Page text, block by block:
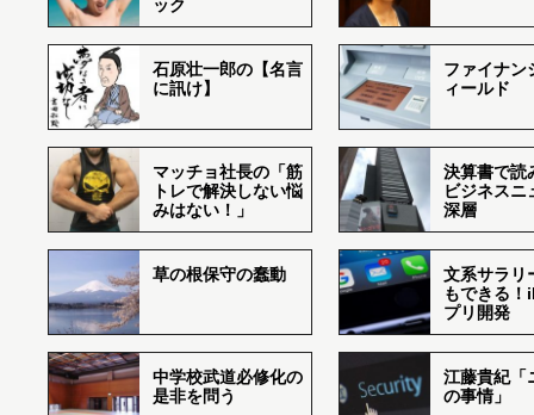
ック
石原壮一郎の【名言
に訊け】
ファイナン
ィールド
マッチョ社長の「筋
トレで解決しない悩
みはない！」
決算書で読
ビジネスニ
深層
草の根保守の蠢動
文系サラリ
もできる
プリ開発
中学校武道必修化の
是非を問う
江藤貴紀「
の事情」